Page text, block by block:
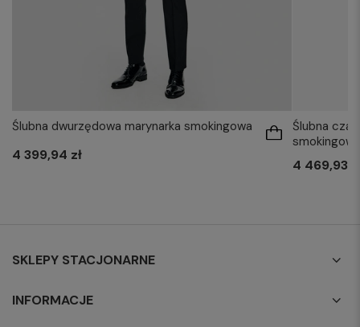
Ślubna dwurzędowa marynarka smokingowa
4 399,94 zł
Ślubna
4 469,93
SKLEPY STACJONARNE
INFORMACJE